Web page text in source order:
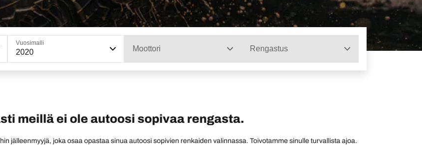
Vuosimalli
2020 Moottori Rengastus
meillä ei ole autoosi sopivaa rengasta.
jälleenmyyjä, joka osaa opastaa sinua autoosi sopivien renkaiden valinnassa. Toivotamme sinulle turvallista ajoa.